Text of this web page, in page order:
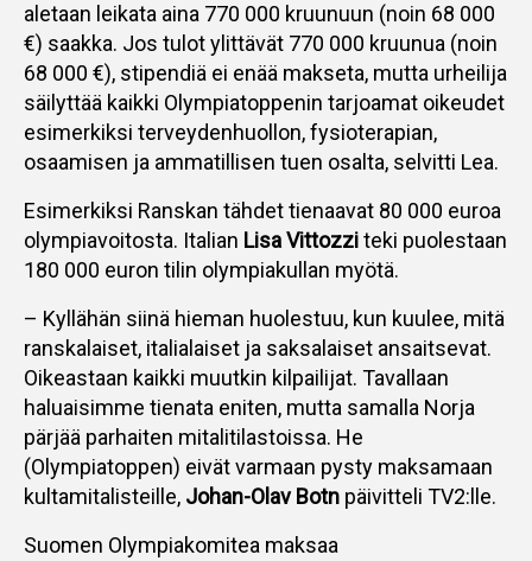
aletaan leikata aina 770 000 kruunuun (noin 68 000
€) saakka. Jos tulot ylittävät 770 000 kruunua (noin
68 000 €), stipendiä ei enää makseta, mutta urheilija
säilyttää kaikki Olympiatoppenin tarjoamat oikeudet
esimerkiksi terveydenhuollon, fysioterapian,
osaamisen ja ammatillisen tuen osalta, selvitti Lea.
Esimerkiksi Ranskan tähdet tienaavat 80 000 euroa
olympiavoitosta. Italian Lisa Vittozziteki puolestaan
180 000 euron tilin olympiakullan myötä.
– Kyllähän siinä hieman huolestuu, kun kuulee, mitä
ranskalaiset, italialaiset ja saksalaiset ansaitsevat.
Oikeastaan kaikki muutkin kilpailijat. Tavallaan
haluaisimme tienata eniten, mutta samalla Norja
pärjää parhaiten mitalitilastoissa. He
(Olympiatoppen) eivät varmaan pysty maksamaan
kultamitalisteille, Johan-Olav Botn päivitteli TV2:lle.
Suomen Olympiakomitea maksaa